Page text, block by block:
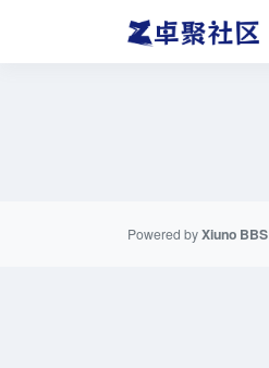
Powered byXiuno BBS